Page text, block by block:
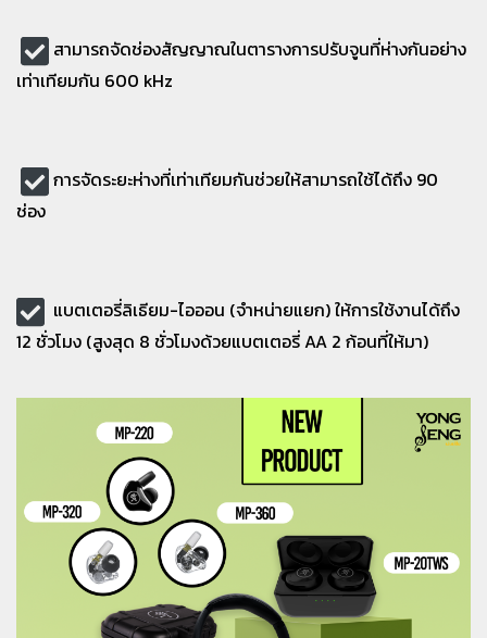
สามารถจัดช่องสัญญาณในตารางการปรับจูนที่ห่างกันอย่าง
เท่าเทียมกัน 600 kHz
การจัดระยะห่างที่เท่าเทียมกันช่วยให้สามารถใช้ได้ถึง 90
ช่อง
แบตเตอรี่ลิเธียม-ไอออน (จำหน่ายแยก) ให้การใช้งานได้ถึง
12 ชั่วโมง (สูงสุด 8 ชั่วโมงด้วยแบตเตอรี่ AA 2 ก้อนที่ให้มา)